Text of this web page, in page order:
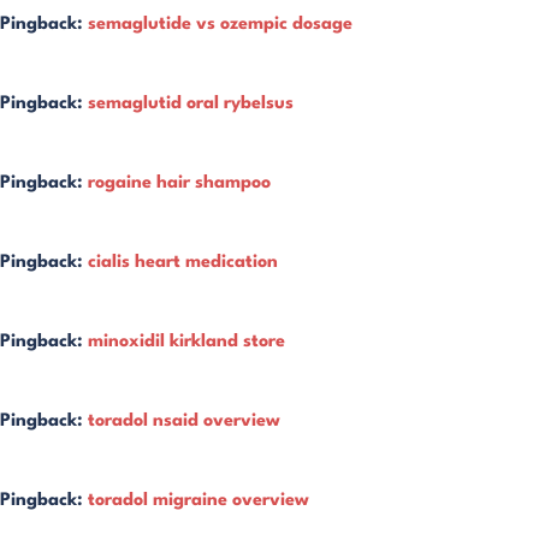
Pingback: semaglutide vs ozempic dosage
Pingback: semaglutid oral rybelsus
Pingback: rogaine hair shampoo
Pingback: cialis heart medication
Pingback: minoxidil kirkland store
Pingback: toradol nsaid overview
Pingback: toradol migraine overview